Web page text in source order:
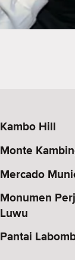
Kambo Hill
Monte
Mercado
Monumen
Luwu
Pantai